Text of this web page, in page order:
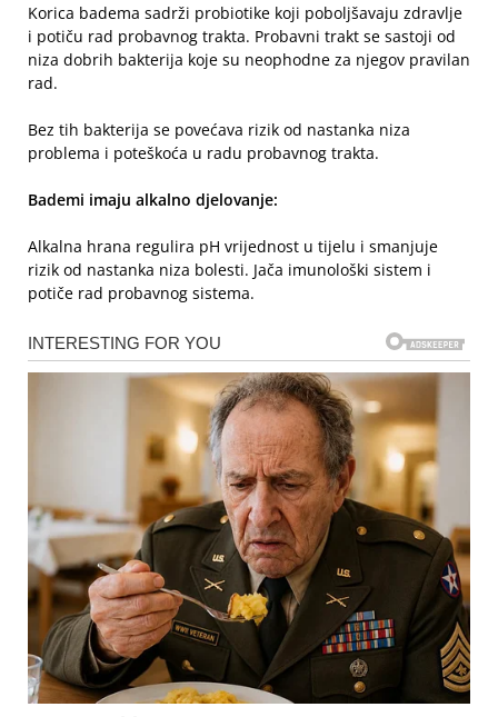
Korica badema sadrži probiotike koji poboljšavaju zdravlje
i potiču rad probavnog trakta. Probavni trakt se sastoji od
niza dobrih bakterija koje su neophodne za njegov pravilan
rad.
Bez tih bakterija se povećava rizik od nastanka niza
problema i poteškoća u radu probavnog trakta.
Bademi imaju alkalno djelovanje:
Alkalna hrana regulira pH vrijednost u tijelu i smanjuje
rizik od nastanka niza bolesti. Jača imunološki sistem i
potiče rad probavnog sistema.